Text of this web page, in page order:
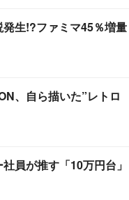
生!?ファミマ45％増量
、自ら描いた”レトロ
社員が推す「10万円台」